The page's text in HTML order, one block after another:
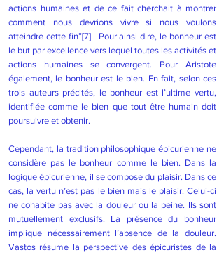
actions humaines et de ce fait cherchait à montrer
comment nous devrions vivre si nous voulons
atteindre cette fin”[7]. Pour ainsi dire, le bonheur est
le but par excellence vers lequel toutes les activités et
actions humaines se convergent. Pour Aristote
également, le bonheur est le bien. En fait, selon ces
trois auteurs précités, le bonheur est l’ultime vertu,
identifiée comme le bien que tout être humain doit
poursuivre et obtenir.
Cependant, la tradition philosophique épicurienne ne
considère pas le bonheur comme le bien. Dans la
logique épicurienne, il se compose du plaisir. Dans ce
cas, la vertu n’est pas le bien mais le plaisir. Celui-ci
ne cohabite pas avec la douleur ou la peine. Ils sont
mutuellement exclusifs. La présence du bonheur
implique nécessairement l’absence de la douleur.
Vastos résume la perspective des épicuristes de la